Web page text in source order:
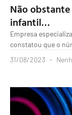
Não
infantil…
Empresa
constatou que o
31/08/2023